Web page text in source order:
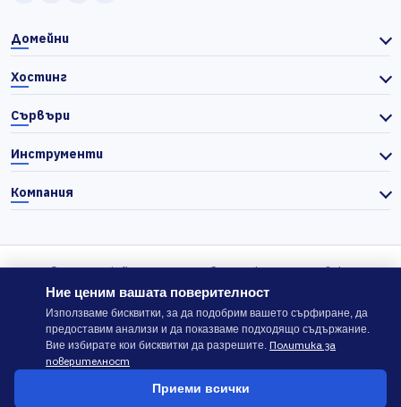
Домейни
Хостинг
Сървъри
Инструменти
Компания
© 2026 Actiefhost. Съгласно българското търговско
законодателство цените в сайта се показват без ДДС, а ДДС се
изчислява отделно при завършване на поръчката, когато е
приложимо.
ACTIEFHOST LTD,
Ние ценим вашата поверителност
Използваме бисквитки, за да подобрим вашето сърфиране, да
предоставим анализи и да показваме подходящо съдържание.
Вие избирате кои бисквитки да разрешите. Политика за
поверителност
Приеми всички